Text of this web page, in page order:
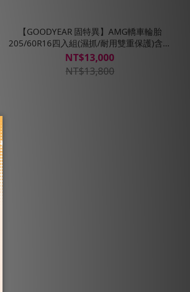
【GOODYEAR 固特異】AMG轎車輪胎
205/60R16四入組(濕抓/耐用雙重保護)含安
裝定位平衡
NT$13,000
NT$13,800